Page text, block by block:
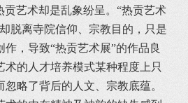
艺术却是乱象纷呈。“热贡艺术
脱离寺院信仰、宗教目的，只是
，导致“热贡艺术展”的作品良
术的人才培养模式某种程度上只
略了背后的人文、宗教底蕴。